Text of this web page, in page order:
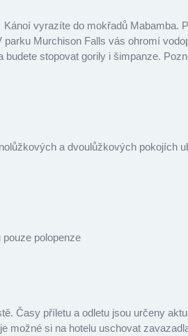
vyrazíte do mokřadů Mabamba.
Murchison Falls vás ohromí
stopovat gorily i šimpanze.
a dvoulůžkových pokojích
polopenze
Časy příletu a odletu jsou určeny
možné si na hotelu uschovat